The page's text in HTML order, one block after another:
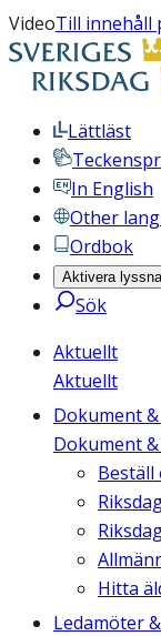
VideoTill innehåll
Lättläst
In English
Other
Ordbok
Aktivera lyssna
Sök
Aktuellt
Aktuellt
Dokument
Dokument
Beställ
Hitta
Ledamöter